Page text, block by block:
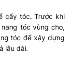
cấy tóc. Trước khi
tóc vùng cho,
tóc để xây dựng
lâu dài.